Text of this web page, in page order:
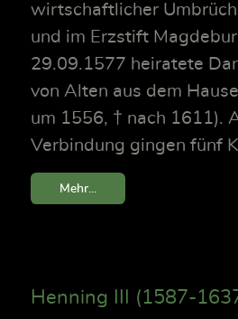
wirtschaftlicher
und im Erzstift
29.09.1577 heiratete
von Alten aus dem
um 1556, † nach 1611).
Verbindung gingen fünf
Mehr...
Henning III (1587-